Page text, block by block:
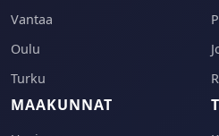
Vantaa
Oulu
Turku
MAAKUNNAT